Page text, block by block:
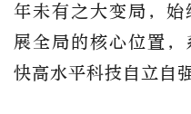
年未有之大变局，
展全局的核心位置
快高水平科技自立自